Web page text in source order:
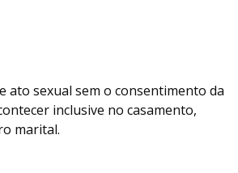
ato sexual sem o consentimento da
inclusive no casamento,
marital.